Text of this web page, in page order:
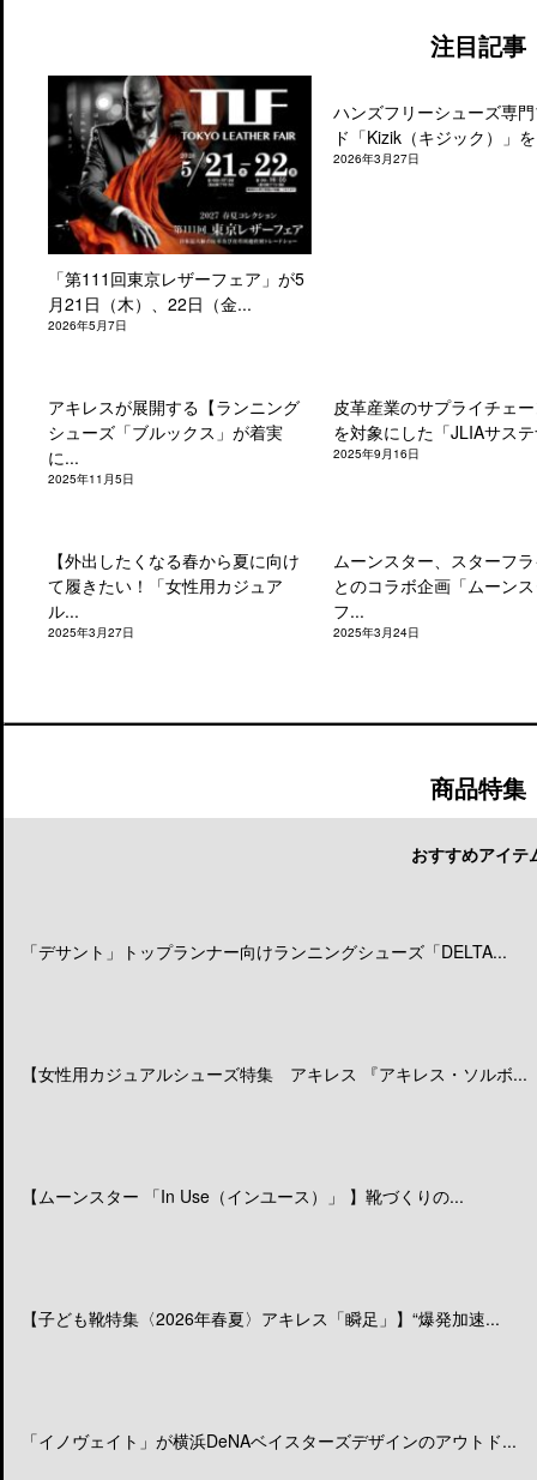
注目記事
「第111回東京レザーフェア」が5
月21日（木）、22日（金...
2026年5月7日
ハンズフリーシューズ専
ド「Kizik（キジック）」
2026年3月27日
アキレスが展開する【ランニング
シューズ「ブルックス」が着実
に...
2025年11月5日
皮革産業のサプライチェ
を対象にした「JLIAサス
2025年9月16日
【外出したくなる春から夏に向け
て履きたい！「女性用カジュア
ル...
2025年3月27日
ムーンスター、スターフ
とのコラボ企画「ムーン
フ...
2025年3月24日
商品特集
おすすめアイテ
「デサント」トップランナー向けランニングシューズ「DELTA...
【女性用カジュアルシューズ特集 アキレス 『アキレス・ソルボ...
【ムーンスター 「In Use（インユース）」 】靴づくりの...
【子ども靴特集〈2026年春夏〉アキレス「瞬足」】“爆発加速...
「イノヴェイト」が横浜DeNAベイスターズデザインのアウトド...